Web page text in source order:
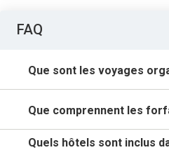
FAQ
Que sont les voyages
Que comprennent les
Quels hôtels sont inclus